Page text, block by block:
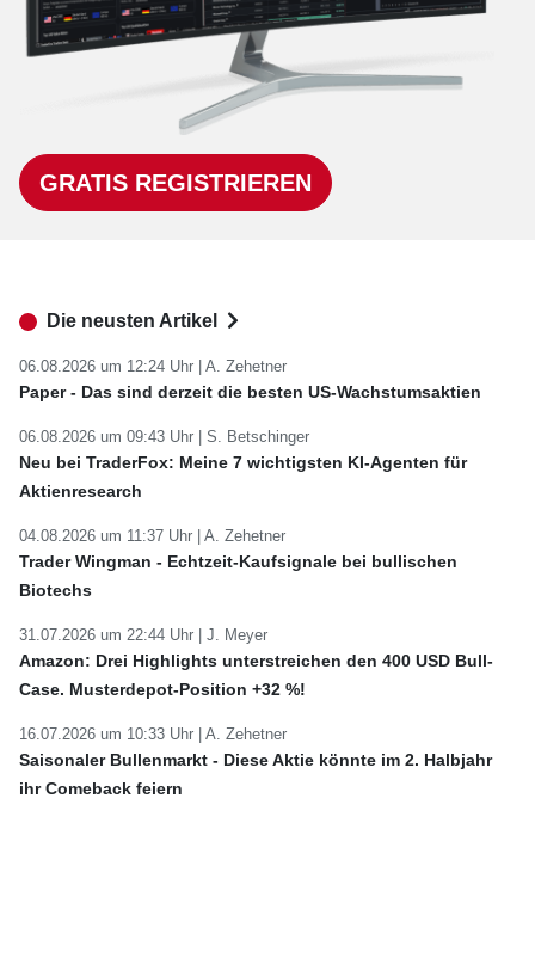
GRATIS REGISTRIEREN
Die neusten Artikel
06.08.2026 um 12:24 Uhr | A. Zehetner
Paper - Das sind derzeit die besten US-Wachstumsaktien
06.08.2026 um 09:43 Uhr | S. Betschinger
Neu bei TraderFox: Meine 7 wichtigsten KI-Agenten für
Aktienresearch
04.08.2026 um 11:37 Uhr | A. Zehetner
Trader Wingman - Echtzeit-Kaufsignale bei bullischen
Biotechs
31.07.2026 um 22:44 Uhr | J. Meyer
Amazon: Drei Highlights unterstreichen den 400 USD Bull-
Case. Musterdepot-Position +32 %!
16.07.2026 um 10:33 Uhr | A. Zehetner
Saisonaler Bullenmarkt - Diese Aktie könnte im 2. Halbjahr
ihr Comeback feiern